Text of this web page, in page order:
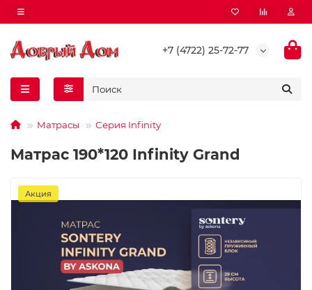
+7 (4722) 25-72-77
Матрасы Серия Infinity
Матрас 190*120 Infinity Grand
Акция